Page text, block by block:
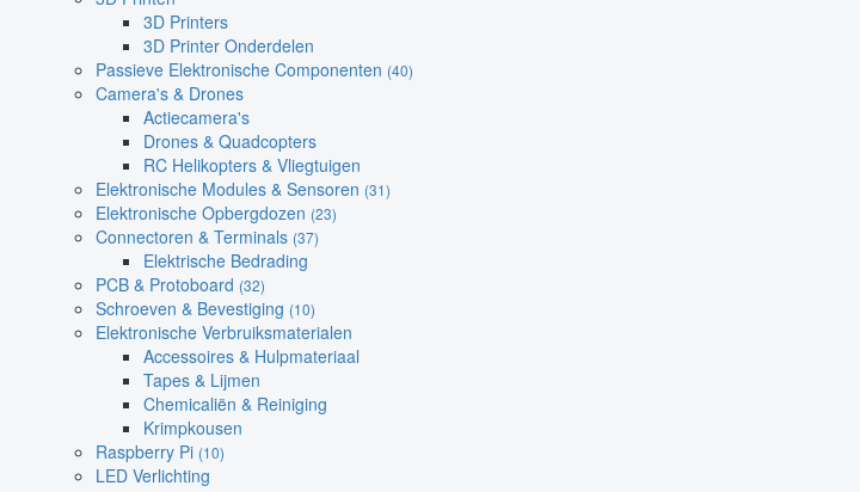
3D Printers
3D Printer Onderdelen
Passieve Elektronische Componenten (40)
Camera's & Drones
Actiecamera's
Drones & Quadcopters
RC Helikopters & Vliegtuigen
Elektronische Modules & Sensoren (31)
Elektronische Opbergdozen (23)
Connectoren & Terminals (37)
Elektrische Bedrading
PCB & Protoboard (32)
Schroeven & Bevestiging (10)
Elektronische Verbruiksmaterialen
Accessoires & Hulpmateriaal
Tapes & Lijmen
Chemicaliën & Reiniging
Krimpkousen
Raspberry Pi (10)
LED Verlichting